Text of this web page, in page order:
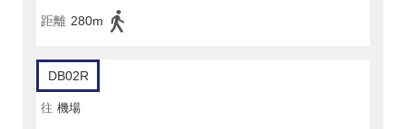
距離 280m
DB02R
往 機場